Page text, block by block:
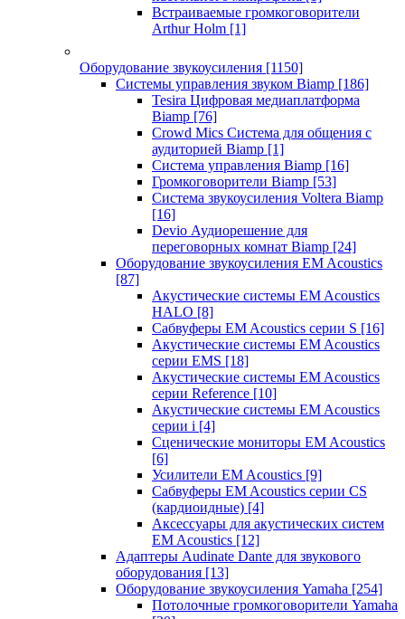
Встраиваемые громкоговорители
Arthur Holm [1]
Оборудование звукоусиления [1150]
Системы управления звуком Biamp [186]
Tesira Цифровая медиаплатформа
Biamp [76]
Crowd Mics Система для общения с
аудиторией Biamp [1]
Система управления Biamp [16]
Громкоговорители Biamp [53]
Система звукоусиления Voltera Biamp
[16]
Devio Аудиорешение для
переговорных комнат Biamp [24]
Оборудование звукоусиления EM Acoustics
[87]
Акустические системы EM Acoustics
HALO [8]
Сабвуферы EM Acoustics серии S [16]
Акустические системы EM Acoustics
серии EMS [18]
Акустические системы EM Acoustics
серии Reference [10]
Акустические системы EM Acoustics
серии i [4]
Сценические мониторы EM Acoustics
[6]
Усилители EM Acoustics [9]
Сабвуферы EM Acoustics серии CS
(кардиоидные) [4]
Аксессуары для акустических систем
EM Acoustics [12]
Адаптеры Audinate Dante для звукового
оборудования [13]
Оборудование звукоусиления Yamaha [254]
Потолочные громкоговорители Yamaha